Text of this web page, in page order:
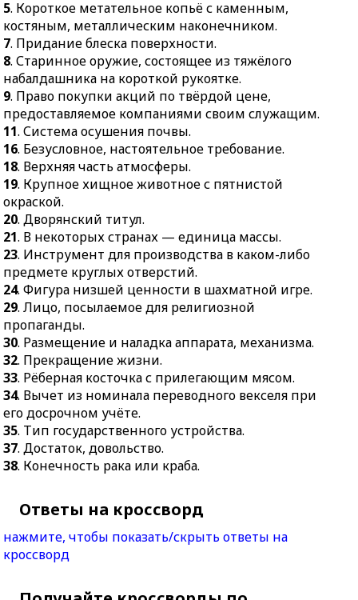
существования,
времяпровождение.
43.Образ или способ
действия.
44.Рыхление почвы.
5. Короткое метательное копьё с каменным,
костяным, металлическим наконечником.
7. Придание блеска поверхности.
8. Старинное оружие, состоящее из тяжёлого
набалдашника на короткой рукоятке.
9. Право покупки акций по твёрдой цене,
предоставляемое компаниями своим служащим.
11. Система осушения почвы.
16. Безусловное, настоятельное требование.
18. Верхняя часть атмосферы.
19. Крупное хищное животное с пятнистой
окраской.
20. Дворянский титул.
21. В некоторых странах — единица массы.
23. Инструмент для производства в каком-либо
предмете круглых отверстий.
24. Фигура низшей ценности в шахматной игре.
29. Лицо, посылаемое для религиозной
пропаганды.
30. Размещение и наладка аппарата, механизма.
32. Прекращение жизни.
33. Рёберная косточка с прилегающим мясом.
34. Вычет из номинала переводного векселя при
его досрочном учёте.
35. Тип государственного устройства.
37. Достаток, довольство.
38. Конечность рака или краба.
Ответы на кроссворд
нажмите, чтобы показать/скрыть ответы на
кроссворд